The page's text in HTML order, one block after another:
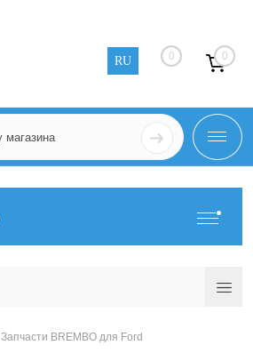
RU 0 0
Запчасти BREMBO для Ford